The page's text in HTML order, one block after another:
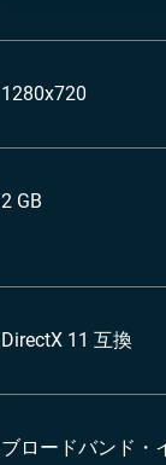
1280x720
2 GB
DirectX 11 互換
ブロードバンド・